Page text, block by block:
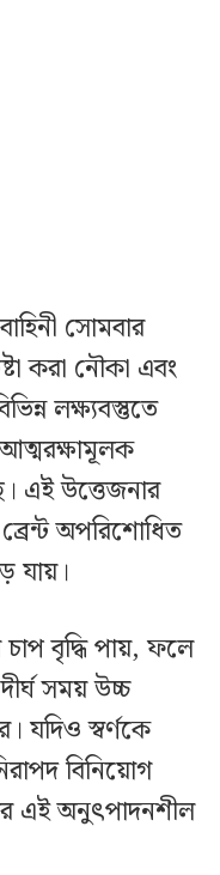
সোমবার
করা নৌকা এবং
লক্ষ্যবস্তুতে
আত্মরক্ষামূলক
এই উত্তেজনার
অপরিশোধিত
যায়।
চাপ বৃদ্ধি পায়, ফলে
সময় উচ্চ
যদিও স্বর্ণকে
বিনিয়োগ
এই অনুৎপাদনশীল